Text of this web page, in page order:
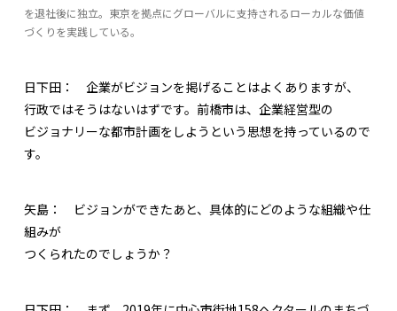
を退社後に独立。東京を拠点にグローバルに支持されるローカルな価値
づくりを実践している。
日下田： 企業がビジョンを掲げることはよくありますが、
行政ではそうはないはずです。前橋市は、企業経営型の
ビジョナリーな都市計画をしようという思想を持っているので
す。
矢島： ビジョンができたあと、具体的にどのような組織や仕
組みが
つくられたのでしょうか？